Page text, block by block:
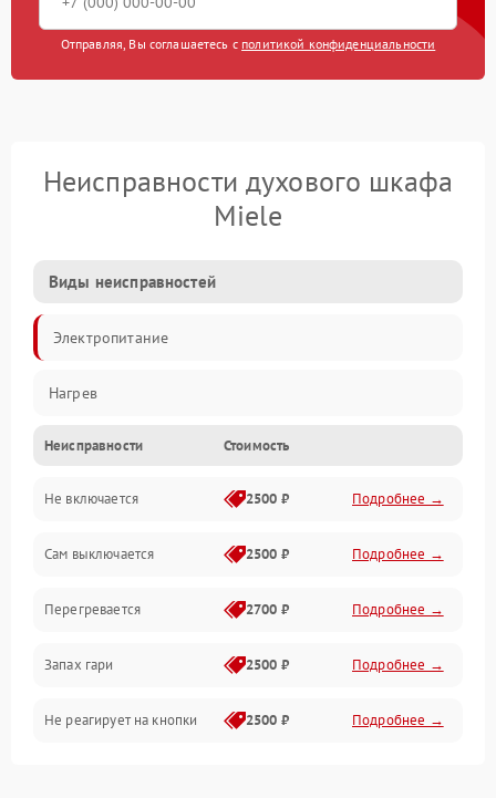
Отправляя, Вы соглашаетесь с политикой конфиденциальности
Неисправности духового шкафа
Miele
Виды неисправностей
Электропитание
Нагрев
Неисправности Стоимость
Не включается 2500 ₽ Подробнее →
Сам выключается 2500 ₽ Подробнее →
Перегревается 2700 ₽ Подробнее →
Запах гари 2500 ₽ Подробнее →
Не реагирует на кнопки 2500 ₽ Подробнее →